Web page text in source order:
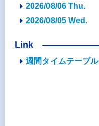
2026/08/06 Thu.
2026/08/05 Wed.
Link
週間タイムテーブル